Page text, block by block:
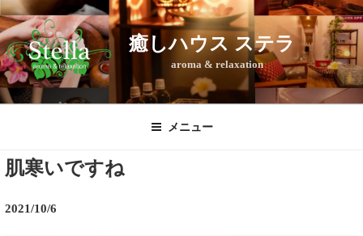
コ
ン
テ
ン
ツ
へ
ッ
癒しハウス ステラ
aroma & relaxation
メニュー
肌寒いですね
2021/10/6